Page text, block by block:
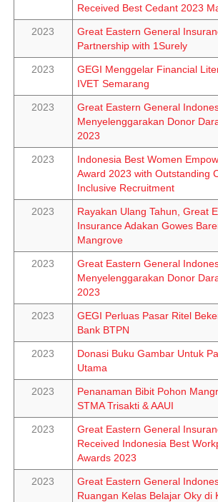
Received Best Cedant 2023
2023
Great Eastern General
Partnership with 1Surely
2023
GEGI Menggelar Financial
IVET Semarang
2023
Great Eastern General
Menyelenggarakan Donor
2023
2023
Indonesia Best Women
Award 2023 with Outstanding
Inclusive Recruitment
2023
Rayakan Ulang Tahun, Great
Insurance Adakan Gowes
Mangrove
2023
Great Eastern General
Menyelenggarakan Donor
2023
2023
GEGI Perluas Pasar Ritel
Bank BTPN
2023
Donasi Buku Gambar Untuk
Utama
2023
Penanaman Bibit Pohon
STMA Trisakti & AAUI
2023
Great Eastern General
Received Indonesia Best
Awards 2023
2023
Great Eastern General
Ruangan Kelas Belajar Oky di